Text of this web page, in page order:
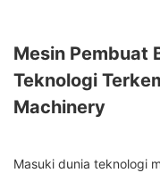
Mesin Pembuat
Teknologi
Machinery
Masuki dunia teknologi